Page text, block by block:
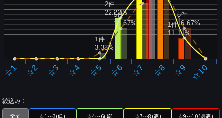
☆1 ☆2 ☆3 ☆4 ☆5 ☆6 ☆7 ☆8 ☆9 ☆10
2件
22.22%
1件
11.11%
1件
3.33%
5件
16.67%
5件
16.67%
絞込み：
全て ☆1～3(低) ☆4～6(普) ☆7～8(高) ☆9～10(最高)